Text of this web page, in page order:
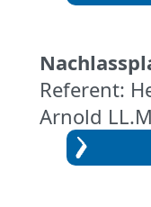
Referent:
Arnold